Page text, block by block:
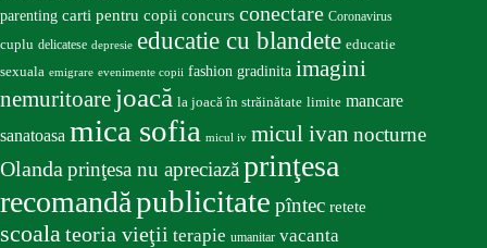
parenting carti pentru copii concurs conectare Coronavirus
cuplu delicatese depresie educatie cu blandete educatie
sexuala emigrare evenimente copii fashion gradinita imagini
nemuritoare joacă la joacă în străinătate limite mancare
sanatoasa mica sofia micul iv micul ivan nocturne
Olanda prinţesa nu apreciază prinţesa
recomandăpublicitate pîntec retete
scoala teoria vieţii terapie umanitar vacanta